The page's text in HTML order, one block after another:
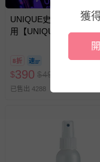
UNIQUE史萊姆實驗室
用【UNIQUE史萊姆夜
@ 台北科教館 】2026/
訂單編號兌換，逾期作
人小孩均一價(3歲以上
8折
$390 $490
已售出 4288
獲